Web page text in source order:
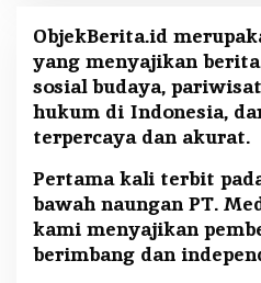
ObjekBerita.id
yang menyajikan
sosial budaya,
hukum di Indonesia,
terpercaya dan akurat.
Pertama kali terbit
bawah naungan PT.
kami menyajikan
berimbang dan